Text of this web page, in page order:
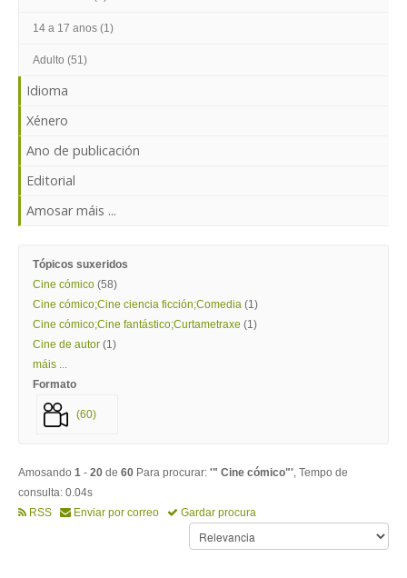
14 a 17 anos (1)
Adulto (51)
Idioma
Xénero
Ano de publicación
Editorial
Amosar máis ...
Tópicos suxeridos
Cine cómico (58)
Cine cómico;Cine ciencia ficción;Comedia (1)
Cine cómico;Cine fantástico;Curtametraxe (1)
Cine de autor (1)
máis ...
Formato
(60)
Amosando 1 - 20 de 60 Para procurar: '" Cine cómico"', Tempo de
consulta: 0.04s
RSS
Enviar por correo Gardar procura